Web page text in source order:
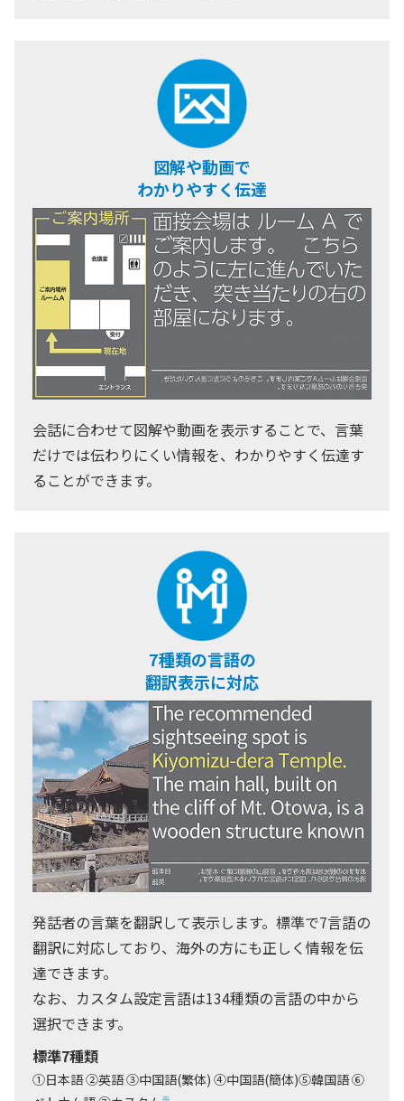
図解や動画で
わかりやすく伝達
会話に合わせて図解や動画を表示することで、言葉
だけでは伝わりにくい情報を、わかりやすく伝達す
ることができます。
7種類の言語の
翻訳表示に対応
発話者の言葉を翻訳して表示します。標準で7言語の
翻訳に対応しており、海外の方にも正しく情報を伝
達できます。
なお、カスタム設定言語は134種類の言語の中から
選択できます。
標準7種類
①日本語 ②英語 ③中国語(繁体) ④中国語(簡体)⑤韓国語 ⑥